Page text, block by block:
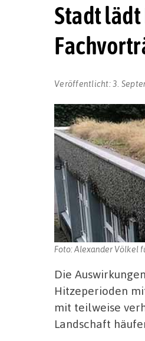
Stadt lädt
Veröffentlicht:3.
Foto: Alexander Völkel
Die
Hitzeperioden
mit teilweise
Landschaft